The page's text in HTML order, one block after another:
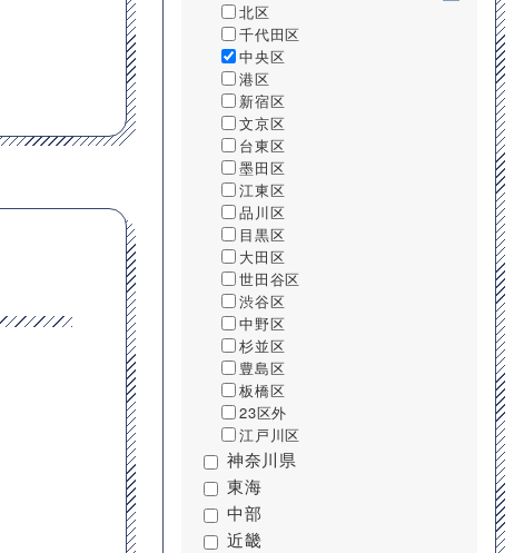
北区
千代田区
中央区
港区
新宿区
文京区
台東区
墨田区
江東区
品川区
目黒区
大田区
世田谷区
渋谷区
中野区
杉並区
豊島区
板橋区
23区外
江戸川区
神奈川県
東海
中部
近畿